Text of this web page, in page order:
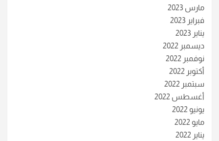
مارس 2023
فبراير 2023
يناير 2023
ديسمبر 2022
نوفمبر 2022
أكتوبر 2022
سبتمبر 2022
أغسطس 2022
يونيو 2022
مايو 2022
يناير 2022